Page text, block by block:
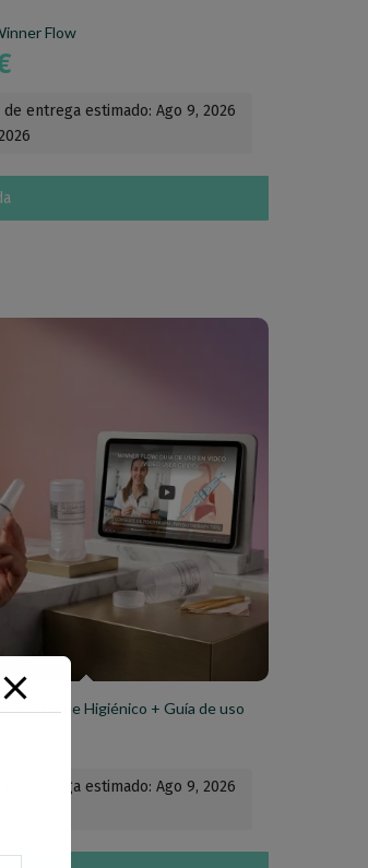
Flow
de entrega estimado: Ago 9, 2026
+ Estuche Higiénico + Guía de uso
de entrega estimado: Ago 9, 2026